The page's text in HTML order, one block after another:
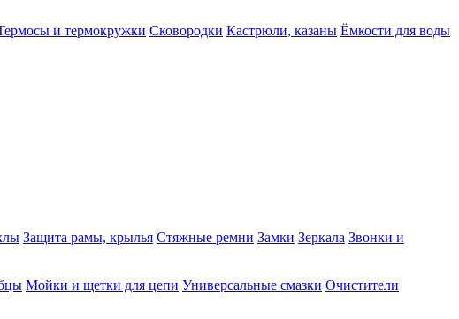
и термокружки Сковородки Кастрюли, казаны Ёмкости для воды
Защита рамы, крылья Стяжные ремни Замки Зеркала Звонки и
Мойки и щетки для цепи Универсальные смазки Очистители